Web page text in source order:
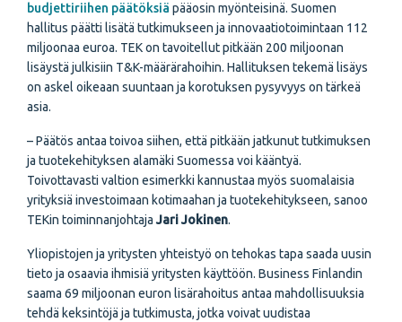
budjettiriihen päätöksiä pääosin myönteisinä. Suomen
hallitus päätti lisätä tutkimukseen ja innovaatiotoimintaan 112
miljoonaa euroa. TEK on tavoitellut pitkään 200 miljoonan
lisäystä julkisiin T&K-määrärahoihin. Hallituksen tekemä lisäys
on askel oikeaan suuntaan ja korotuksen pysyvyys on tärkeä
asia.
– Päätös antaa toivoa siihen, että pitkään jatkunut tutkimuksen
ja tuotekehityksen alamäki Suomessa voi kääntyä.
Toivottavasti valtion esimerkki kannustaa myös suomalaisia
yrityksiä investoimaan kotimaahan ja tuotekehitykseen, sanoo
TEKin toiminnanjohtajaJari Jokinen.
Yliopistojen ja yritysten yhteistyö on tehokas tapa saada uusin
tieto ja osaavia ihmisiä yritysten käyttöön. Business Finlandin
saama 69 miljoonan euron lisärahoitus antaa mahdollisuuksia
tehdä keksintöjä ja tutkimusta, jotka voivat uudistaa